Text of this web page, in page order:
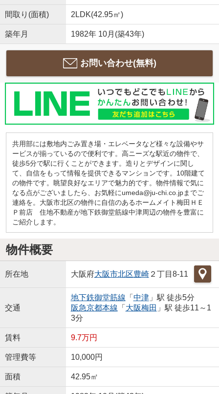
間取り(面積) 2LDK(42.95㎡)
築年月 1982年 10月(築43年)
お問い合わせ(無料)
共用部には敷地内ごみ置き場・エレベータなど様々な設備やサ
ービスが揃っているので便利です。高ニーズな駅近の物件で、
徒歩5分で駅に行くことができます。造りとデザインに関し
て、自信をもって情報を提供できるマンションです。10階建て
の物件です。眺望良好なエリアで魅力的です。物件情報で気に
なる点がございましたら、お気軽にumeda@ju-chi.co.jpまでご
連絡を。大阪市北区の物件に自信のあるホームメイト梅田ＨＥ
Ｐ前店 住地不動産が地下鉄御堂筋線中津周辺の物件を豊富に
ご紹介します。
物件概要
所在地 大阪府大阪市北区豊崎２丁目8-11
交通
地下鉄御堂筋線 「 中津」駅 徒歩5分
阪急京都本線 「 大阪梅田 」駅 徒歩11～1
3分
賃料 9.7万円
管理費等 10,000円
面積 42.95㎡